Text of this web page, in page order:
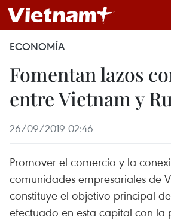
ECONOMÍA
Fomentan lazos
entre Vietnam y
26/09/2019 02:46
Promover el comercio y la
comunidades empresariales de
constituye el objetivo principal
efectuado en esta capital con la